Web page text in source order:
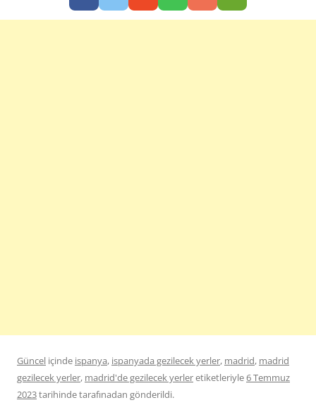
Güncel içinde ispanya, ispanyada gezilecek yerler, madrid, madrid
gezilecek yerler, madrid'de gezilecek yerleretiketleriyle6 Temmuz
2023tarihindetarafınadan gönderildi.